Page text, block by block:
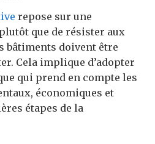
repose sur une
que de résister aux
bâtiments doivent être
Cela implique d’adopter
qui prend en compte les
économiques et
étapes de la